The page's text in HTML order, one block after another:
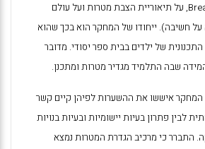
, על תיאוריית הצבת מטרות ועל עולם
על חשיבה). ייחודו של המחקר הוא בכך שהוא
של ילדים בבית ספר יסודי. מדובר
שבה התלמיד מגדיר מטרות ומתכנן.
איששו את ההשערות לפיהן קיים קשר
לבין פתרון בעיות יישומיות ובעיות בנויות
התברר כי מרכיב הגדרת המטרות נמצא